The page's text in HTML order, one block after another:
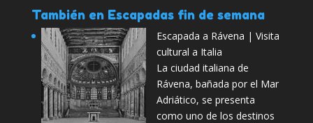
También en Escapadas fin de semana
Escapada a Rávena | Visita
cultural a Italia
La ciudad italiana de
Rávena, bañada por el Mar
Adriático, se presenta
como uno de los destinos